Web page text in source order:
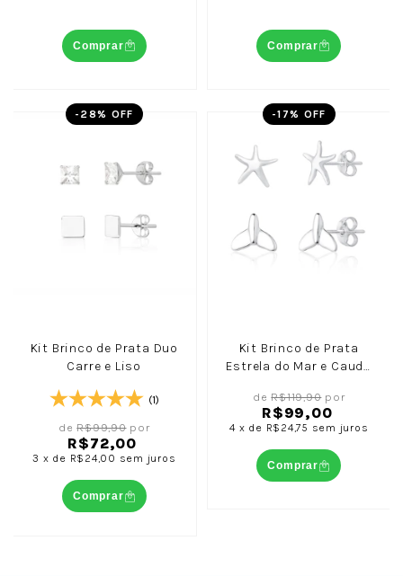
Comprar Comprar
- 28% OFF
Kit Brinco de Prata Duo
Carre e Liso
(1)
deR$99,90por
R$72,00
3 x de R$24,00 sem juros
Comprar
-17% OFF
Kit Brinco de Prata
Estrela do Mar e Cauda
deR$119,90por
R$99,00
4 x de R$24,75 sem juros
Comprar